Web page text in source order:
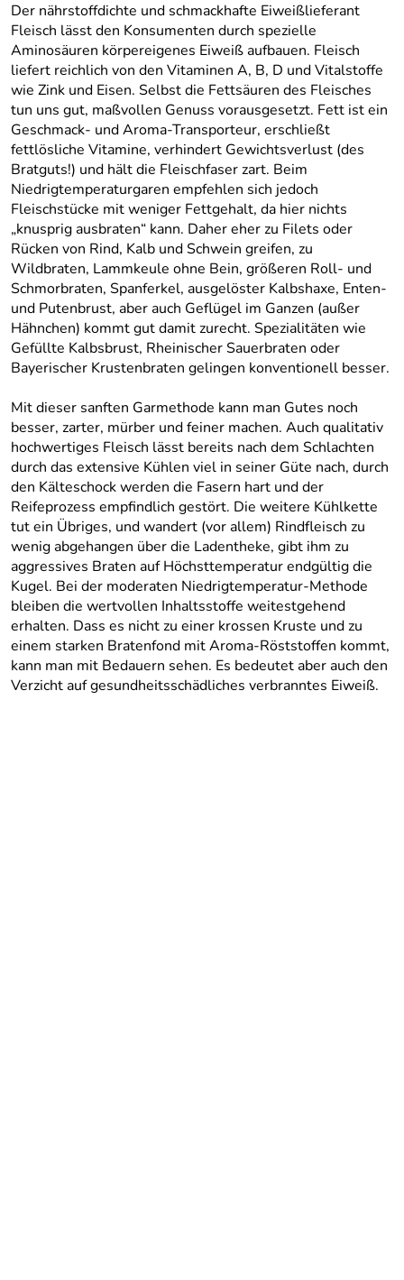
Der nährstoffdichte und schmackhafte Eiweißlieferant
Fleisch lässt den Konsumenten durch spezielle
Aminosäuren körpereigenes Eiweiß aufbauen. Fleisch
liefert reichlich von den Vitaminen A, B, D und Vitalstoffe
wie Zink und Eisen. Selbst die Fettsäuren des Fleisches
tun uns gut, maßvollen Genuss vorausgesetzt. Fett ist ein
Geschmack- und Aroma-Transporteur, erschließt
fettlösliche Vitamine, verhindert Gewichtsverlust (des
Bratguts!) und hält die Fleischfaser zart. Beim
Niedrigtemperaturgaren empfehlen sich jedoch
Fleischstücke mit weniger Fettgehalt, da hier nichts
„knusprig ausbraten“ kann. Daher eher zu Filets oder
Rücken von Rind, Kalb und Schwein greifen, zu
Wildbraten, Lammkeule ohne Bein, größeren Roll- und
Schmorbraten, Spanferkel, ausgelöster Kalbshaxe, Enten-
und Putenbrust, aber auch Geflügel im Ganzen (außer
Hähnchen) kommt gut damit zurecht. Spezialitäten wie
Gefüllte Kalbsbrust, Rheinischer Sauerbraten oder
Bayerischer Krustenbraten gelingen konventionell besser.
Mit dieser sanften Garmethode kann man Gutes noch
besser, zarter, mürber und feiner machen. Auch qualitativ
hochwertiges Fleisch lässt bereits nach dem Schlachten
durch das extensive Kühlen viel in seiner Güte nach, durch
den Kälteschock werden die Fasern hart und der
Reifeprozess empfindlich gestört. Die weitere Kühlkette
tut ein Übriges, und wandert (vor allem) Rindfleisch zu
wenig abgehangen über die Ladentheke, gibt ihm zu
aggressives Braten auf Höchsttemperatur endgültig die
Kugel. Bei der moderaten Niedrigtemperatur-Methode
bleiben die wertvollen Inhaltsstoffe weitestgehend
erhalten. Dass es nicht zu einer krossen Kruste und zu
einem starken Bratenfond mit Aroma-Röststoffen kommt,
kann man mit Bedauern sehen. Es bedeutet aber auch den
Verzicht auf gesundheitsschädliches verbranntes Eiweiß.